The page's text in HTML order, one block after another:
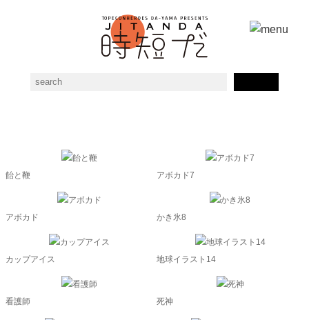
飴と鞭 アボカド7
アボカド かき氷8
カップアイス 地球イラスト14
看護師 死神